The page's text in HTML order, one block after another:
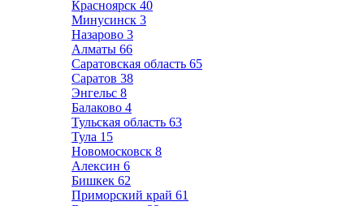
Красноярск 40
Минусинск 3
Назарово 3
Алматы 66
Саратовская область 65
Саратов 38
Энгельс 8
Балаково 4
Тульская область 63
Тула 15
Новомосковск 8
Алексин 6
Бишкек 62
Приморский край 61